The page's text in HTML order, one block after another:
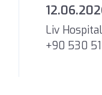
Liv
+90 530